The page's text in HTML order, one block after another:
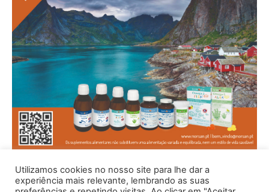
Utilizamos cookies no nosso site para lhe dar a
experiência mais relevante, lembrando as suas